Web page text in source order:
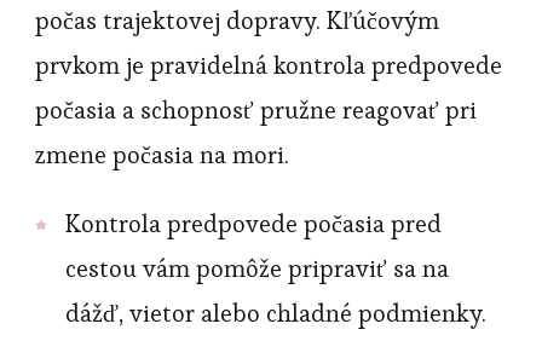
počas trajektovej dopravy. Kľúčovým
prvkom je pravidelná kontrola predpovede
počasia a schopnosť pružne reagovať pri
zmene počasia na mori.
Kontrola predpovede počasia pred
cestou vám pomôže pripraviť sa na
dážď, vietor alebo chladné podmienky.